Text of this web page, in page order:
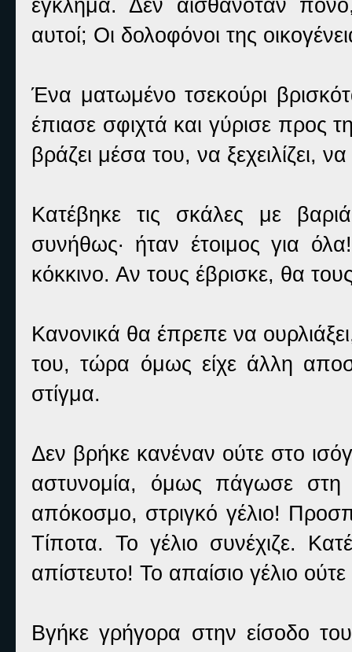
έγκλημα. Δεν αισθανόταν
αυτοί; Οι δολοφόνοι της
Ένα ματωμένο τσεκούρι
έπιασε σφιχτά και γύρισε
βράζει μέσα του, να ξεχειλίζει,
Κατέβηκε τις σκάλες με
συνήθως· ήταν έτοιμος για
κόκκινο. Αν τους έβρισκε, θα
Κανονικά θα έπρεπε να
του, τώρα όμως είχε άλλη
στίγμα.
Δεν βρήκε κανέναν ούτε στο
αστυνομία, όμως πάγωσε
απόκοσμο, στριγκό γέλιο!
Τίποτα. Το γέλιο συνέχιζε.
απίστευτο! Το απαίσιο γέλιο
Βγήκε γρήγορα στην είσοδο